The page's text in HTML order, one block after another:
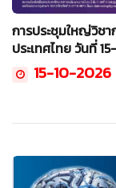
การประชุมใหญ่วิชา
ประเทศไทย วันที่
15-10-2026